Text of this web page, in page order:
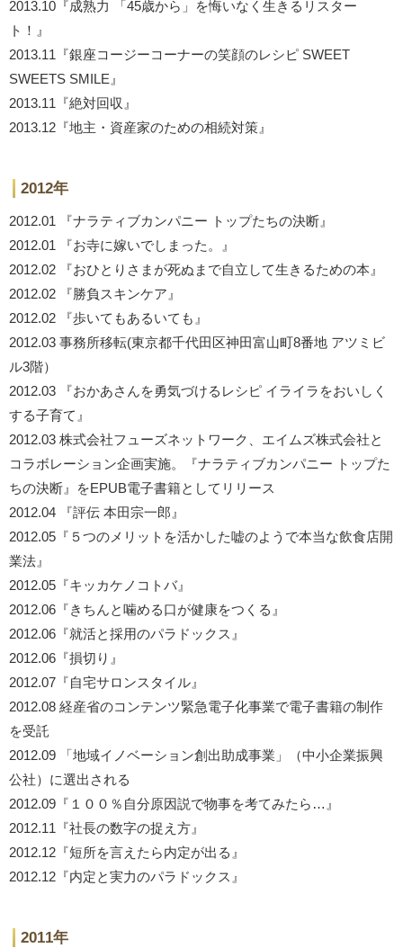
2013.10『成熟力 「45歳から」を悔いなく生きるリスター
ト！』
2013.11『銀座コージーコーナーの笑顔のレシピ SWEET
SWEETS SMILE』
2013.11『絶対回収』
2013.12『地主・資産家のための相続対策』
2012年
2012.01 『ナラティブカンパニー トップたちの決断』
2012.01 『お寺に嫁いでしまった。』
2012.02 『おひとりさまが死ぬまで自立して生きるための本』
2012.02 『勝負スキンケア』
2012.02 『歩いてもあるいても』
2012.03 事務所移転(東京都千代田区神田富山町8番地 アツミビ
ル3階）
2012.03 『おかあさんを勇気づけるレシピ イライラをおいしく
する子育て』
2012.03 株式会社フューズネットワーク、エイムズ株式会社と
コラボレーション企画実施。『ナラティブカンパニー トップた
ちの決断』をEPUB電子書籍としてリリース
2012.04 『評伝 本田宗一郎』
2012.05『５つのメリットを活かした嘘のようで本当な飲食店開
業法』
2012.05『キッカケノコトバ』
2012.06『きちんと噛める口が健康をつくる』
2012.06『就活と採用のパラドックス』
2012.06『損切り』
2012.07『自宅サロンスタイル』
2012.08 経産省のコンテンツ緊急電子化事業で電子書籍の制作
を受託
2012.09 「地域イノベーション創出助成事業」（中小企業振興
公社）に選出される
2012.09『１００％自分原因説で物事を考てみたら…』
2012.11『社長の数字の捉え方』
2012.12『短所を言えたら内定が出る』
2012.12『内定と実力のパラドックス』
2011年